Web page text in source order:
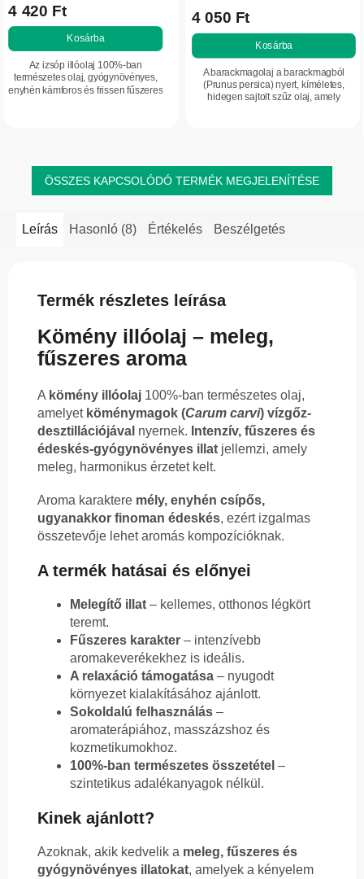
4 420 Ft
Kosárba
Az izsóp illóolaj 100%-ban
természetes olaj, gyógynövényes,
enyhén kámforos és frissen fűszeres
4 050 Ft
Kosárba
A barackmagolaj a barackmagból
(Prunus persica) nyert, kíméletes,
hidegen sajtolt szűz olaj, amely
ÖSSZES KAPCSOLÓDÓ TERMÉK MEGJELENÍTÉSE
Leírás Hasonló (8) Értékelés Beszélgetés
Termék részletes leírása
Kömény illóolaj – meleg,
fűszeres aroma
A kömény illóolaj 100%-ban természetes olaj,
amelyet köménymagok (Carum carvi) vízgőz-
desztillációjával nyernek. Intenzív, fűszeres és
édeskés-gyógynövényes illat jellemzi, amely
meleg, harmonikus érzetet kelt.
Aroma karaktere mély, enyhén csípős,
ugyanakkor finoman édeskés, ezért izgalmas
összetevője lehet aromás kompozícióknak.
A termék hatásai és előnyei
Melegítő illat – kellemes, otthonos légkört
teremt.
Fűszeres karakter – intenzívebb
aromakeverékekhez is ideális.
A relaxáció támogatása – nyugodt
környezet kialakításához ajánlott.
Sokoldalú felhasználás –
aromaterápiához, masszázshoz és
kozmetikumokhoz.
100%-ban természetes összetétel –
szintetikus adalékanyagok nélkül.
Kinek ajánlott?
Azoknak, akik kedvelik a meleg, fűszeres és
gyógynövényes illatokat, amelyek a kényelem